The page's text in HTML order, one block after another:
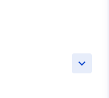
keyboard_arrow_down